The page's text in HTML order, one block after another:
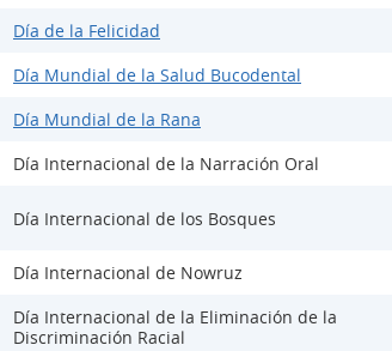
Día de la Felicidad
Día Mundial de la Salud Bucodental
Día Mundial de la Rana
Día Internacional de la Narración Oral
Día Internacional de los Bosques
Día Internacional de Nowruz
Día Internacional de la Eliminación de la
Discriminación Racial